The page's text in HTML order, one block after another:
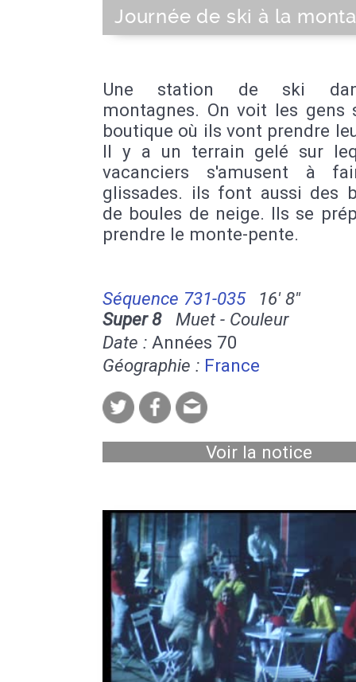
Journée de ski à la
Une station de ski
montagnes. On voit les gens
boutique où ils vont prendre
Il y a un terrain gelé sur
vacanciers s'amusent à
glissades. ils font aussi des
de boules de neige. Ils se
prendre le monte-pente.
Séquence 731-035
16' 8''
Super 8Muet - Couleur
Date : Années 70
Géographie : France
Voir la notice